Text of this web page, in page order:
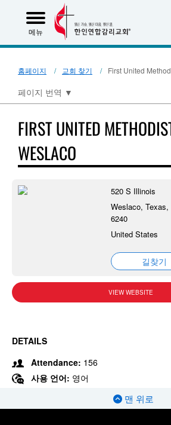
메뉴
홈페이지 교회 찾기 First United
페이지 번역 ▼
FIRST UNITED
WESLACO
520 S Illinois
Weslaco, Texas,
6240
United States
길찾기
VIEW WEBSITE
DETAILS
Attendance: 156
사용 언어: 영어
맨 위로